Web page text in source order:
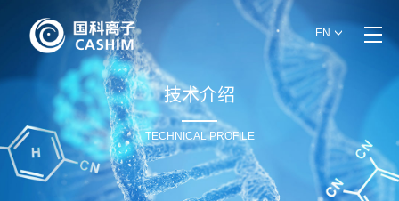
EN
技术介绍
TECHNICAL PROFILE